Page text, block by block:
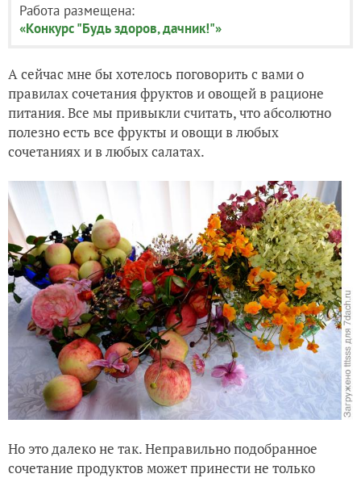
Работа размещена:
«Конкурс "Будь здоров, дачник!"»
А сейчас мне бы хотелось поговорить с вами о
правилах сочетания фруктов и овощей в рационе
питания. Все мы привыкли считать, что абсолютно
полезно есть все фрукты и овощи в любых
сочетаниях и в любых салатах.
Но это далеко не так. Неправильно подобранное
сочетание продуктов может принести не только